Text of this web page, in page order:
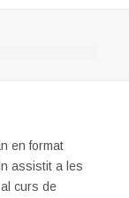
en format
assistit a les
curs de